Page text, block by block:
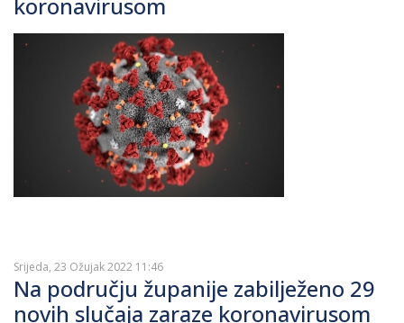
Srijeda, 23 Ožujak 2022 11:46
Na području županije zabilježeno 29
novih slučaja zaraze koronavirusom